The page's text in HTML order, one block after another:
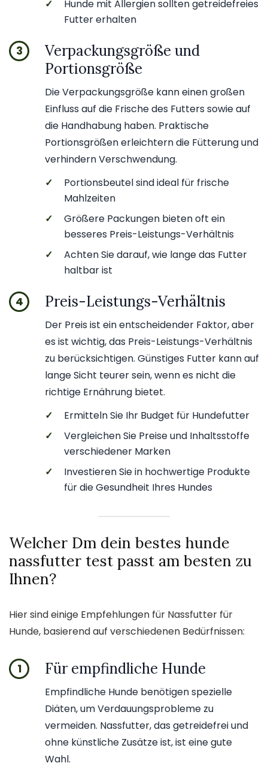
✓
Hunde mit Allergien sollten getreidefreies
Futter erhalten
3
Verpackungsgröße und
Portionsgröße
Die Verpackungsgröße kann einen großen
Einfluss auf die Frische des Futters sowie auf
die Handhabung haben. Praktische
Portionsgrößen erleichtern die Fütterung und
verhindern Verschwendung.
✓
Portionsbeutel sind ideal für frische
Mahlzeiten
✓
Größere Packungen bieten oft ein
besseres Preis-Leistungs-Verhältnis
✓
Achten Sie darauf, wie lange das Futter
haltbar ist
4 Preis-Leistungs-Verhältnis
Der Preis ist ein entscheidender Faktor, aber
es ist wichtig, das Preis-Leistungs-Verhältnis
zu berücksichtigen. Günstiges Futter kann auf
lange Sicht teurer sein, wenn es nicht die
richtige Ernährung bietet.
✓
Ermitteln Sie Ihr Budget für Hundefutter
✓
Vergleichen Sie Preise und Inhaltsstoffe
verschiedener Marken
✓
Investieren Sie in hochwertige Produkte
für die Gesundheit Ihres Hundes
Welcher Dm dein bestes hunde
nassfutter test passt am besten zu
Ihnen?
Hier sind einige Empfehlungen für Nassfutter für
Hunde, basierend auf verschiedenen Bedürfnissen:
1 Für empfindliche Hunde
Empfindliche Hunde benötigen spezielle
Diäten, um Verdauungsprobleme zu
vermeiden. Nassfutter, das getreidefrei und
ohne künstliche Zusätze ist, ist eine gute
Wahl.